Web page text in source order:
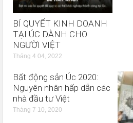
BÍ QUYẾT KINH DOANH
TẠI ÚC DÀNH CHO
NGƯỜI VIỆT
Tháng 4 04, 2022
Bất động sản Úc 2020:
Nguyên nhân hấp dẫn các
nhà đầu tư Việt
Tháng 7 10, 2020